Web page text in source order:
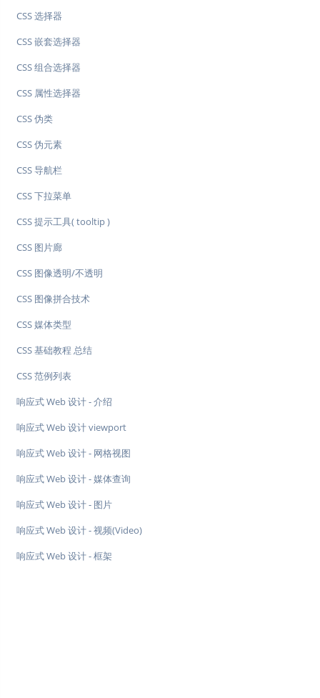
CSS 选择器
CSS 嵌套选择器
CSS 组合选择器
CSS 属性选择器
CSS 伪类
CSS 伪元素
CSS 导航栏
CSS 下拉菜单
CSS 提示工具( tooltip )
CSS 图片廊
CSS 图像透明/不透明
CSS 图像拼合技术
CSS 媒体类型
CSS 基础教程 总结
CSS 范例列表
响应式 Web 设计 - 介绍
响应式 Web 设计 viewport
响应式 Web 设计 - 网格视图
响应式 Web 设计 - 媒体查询
响应式 Web 设计 - 图片
响应式 Web 设计 - 视频(Video)
响应式 Web 设计 - 框架